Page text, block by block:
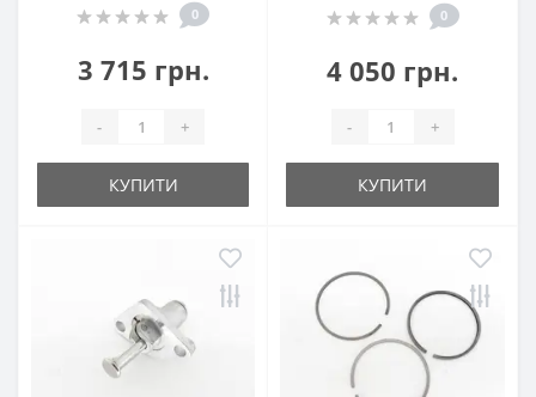
0
3 715 грн.
- +
КУПИТИ
0
4 050 грн.
- +
КУПИТИ